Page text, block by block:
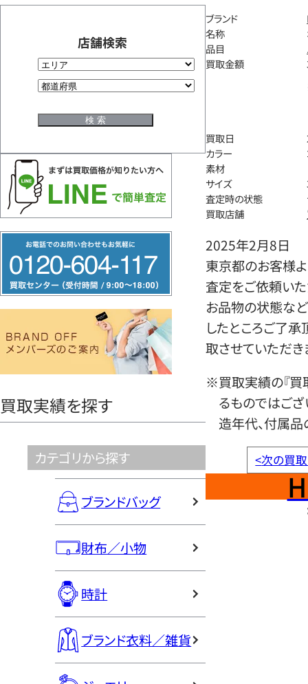
店舗検索
リ
ー
ヤ
買取実績を探す
カテゴリから探す
ブランドバッグ
財布／小物
時計
ブランド衣料／雑貨
ブランド
名称
品目
買取金額
買取日
カラー
素材
サイズ
査定時の状態
買取店舗
2025年2月8日
東京都のお客様
査定をご依頼いた
お品物の状態など
したところご了
取させていただき
※買取実績の『買
るものではござ
造年代、付属品
<次の買